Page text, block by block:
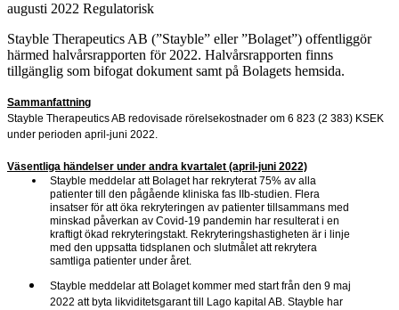
augusti 2022 Regulatorisk
Stayble Therapeutics AB (”Stayble” eller ”Bolaget”) offentliggör
härmed halvårsrapporten för 2022. Halvårsrapporten finns
tillgänglig som bifogat dokument samt på Bolagets hemsida.
Sammanfattning
Stayble Therapeutics AB redovisade rörelsekostnader om 6 823 (2 383) KSEK
under perioden april-juni 2022.
Väsentliga händelser under andra kvartalet (april-juni 2022)
Stayble meddelar att Bolaget har rekryterat 75% av alla
patienter till den pågående kliniska fas IIb-studien. Flera
insatser för att öka rekryteringen av patienter tillsammans med
minskad påverkan av Covid-19 pandemin har resulterat i en
kraftigt ökad rekryteringstakt. Rekryteringshastigheten är i linje
med den uppsatta tidsplanen och slutmålet att rekrytera
samtliga patienter under året.
Stayble meddelar att Bolaget kommer med start från den 9 maj
2022 att byta likviditetsgarant till Lago kapital AB. Stayble har